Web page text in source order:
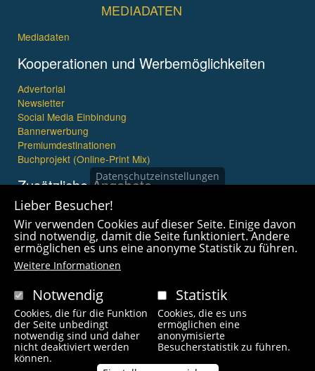
MEDIADATEN
Mediadaten
Kooperationen und Werbemöglichkeiten
Advertorial
Newsletter
Social Media Einbindung
Bannerwerbung
Premiumdestinationen
Buchprojekt (Online-Print Mix)
Zusätzliche Angebote
Imagefilme und mehr
360° x 360° Fotografie
Copyright © 2021 wanderfreak.de. Alle Rechte vorbehalten.
Kontakt Impressum Links Unsere Autoren
Datenschutzeinstellungen
Lieber Besucher!
Wir verwenden Cookies auf dieser Seite. Einige davon
sind notwendig, damit die Seite funktioniert. Andere
ermöglichen es uns eine anonyme Statistik zu führen.
Weitere Informationen
Notwendig
Cookies, die für die Funktion
der Seite unbedingt
notwendig sind und daher
nicht deaktiviert werden
können.
Statistik
Cookies, die es uns
ermöglichen eine
anonymisierte
Besucherstatistik zu führen.